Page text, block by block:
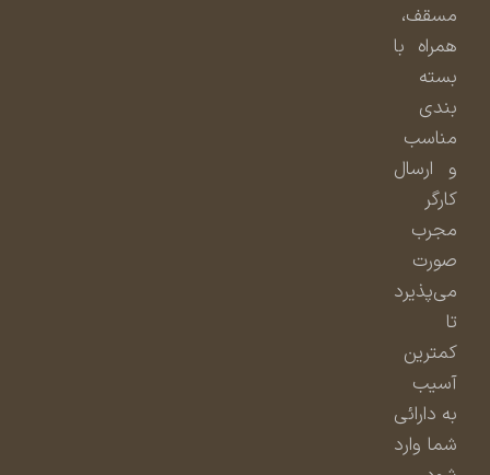
مسقف،
همراه با
بسته
بندی
مناسب
و ارسال
مجرب
صورت
می‌پذیرد
کمترین
آسیب
به دارائی
شما وارد